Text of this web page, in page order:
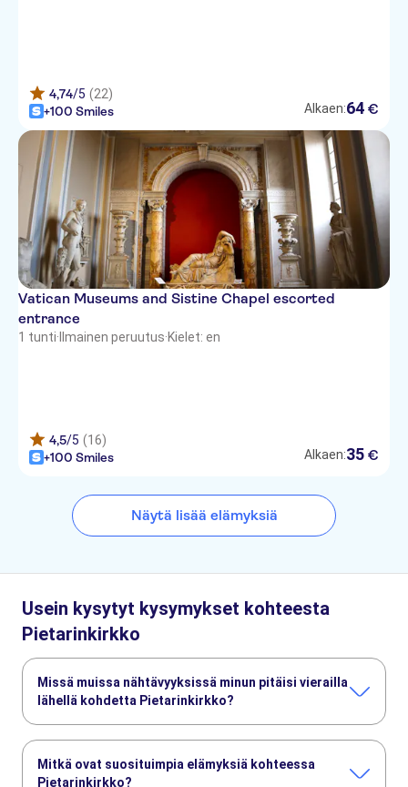
Polo Hotel Roma
Trianon Borgo Pio Srl
Best Western Blu Hotel Roma
Hilton Garden Inn Rome Claridge
Starhotels Metropole
Hotel Metropolis - Chateaux &
Hotels Collection
Hotel Daniela
Hotel Prati
The Westin Excelsior, Rome
Hotel Homs
Hotel The Brand Roma
Hotel Alpi
Hotel San Marco Snc
4,74/5 (22)
+100 Smiles
Alkaen:64 €
Vatican Museums and Sistine Chapel escorted
entrance
1 tunti· Ilmainen peruutus·Kielet: en
4,5/5 (16)
+100 Smiles
Alkaen:35 €
Näytä lisää elämyksiä
Usein kysytyt kysymykset kohteesta
Pietarinkirkko
Missä muissa nähtävyyksissä minun pitäisi vierailla
lähellä kohdetta Pietarinkirkko?
Colosseum Forum Romanum
Vatikaanin museot
Catacombs of Rome
Mitkä ovat suosituimpia elämyksiä kohteessa
Pietarinkirkko?